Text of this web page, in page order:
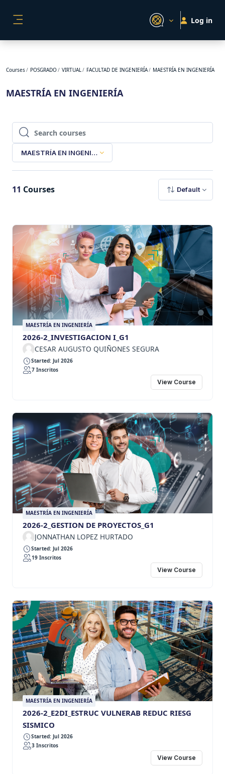
Log in
Courses POSGRADO VIRTUAL FACULTAD DE INGENIERÍA MAESTRÍA EN INGENIERÍA
MAESTRÍA EN INGENIERÍA
Search courses
Search courses
MAESTRÍA EN INGENIERÍA
11 Courses Default
MAESTRÍA EN INGENIERÍA
2026-2_INVESTIGACION I_G1
CESAR AUGUSTO QUIÑONES SEGURA
Started: Jul 2026
7 Inscritos
View Course
MAESTRÍA EN INGENIERÍA
2026-2_GESTION DE PROYECTOS_G1
JONNATHAN LOPEZ HURTADO
Started: Jul 2026
19 Inscritos
View Course
MAESTRÍA EN INGENIERÍA
2026-2_E2DI_ESTRUC VULNERAB REDUC RIESG
SISMICO
Started: Jul 2026
3 Inscritos
View Course